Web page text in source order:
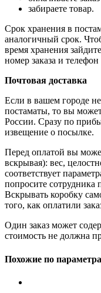
забираете товар.
Срок хранения в
аналогичный срок.
время хранения
номер заказа и
Почтовая доставка
Если в вашем городе
постаматы, то вы
России. Сразу по
извещение о посылке.
Перед оплатой вы
вскрывая): вес,
соответствует
попросите сотрудника
Вскрывать коробку
того, как оплатили
Один заказ может
стоимость не должна
Похожие по